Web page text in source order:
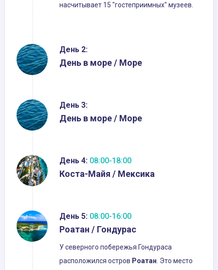
насчитывает 15 "гостеприимных" музеев.
День 2:
День в море / Море
День 3:
День в море / Море
День 4: 08:00-18:00
Коста-Майя / Мексика
День 5: 08:00-16:00
Роатан / Гондурас
У северного побережья Гондураса
расположился остров Роатан. Это место